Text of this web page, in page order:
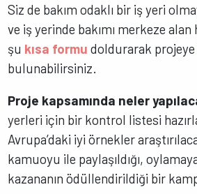
Siz de bakım odaklı bir iş yeri
ve iş yerinde bakımı merkeze
şu kısa formu doldurarak projeye
bulunabilirsiniz.
Proje kapsamında neler
yerleri için bir kontrol listesi
Avrupa’daki iyi örnekler
kamuoyu ile paylaşıldığı, oylamaya
kazananın ödüllendirildiği bir